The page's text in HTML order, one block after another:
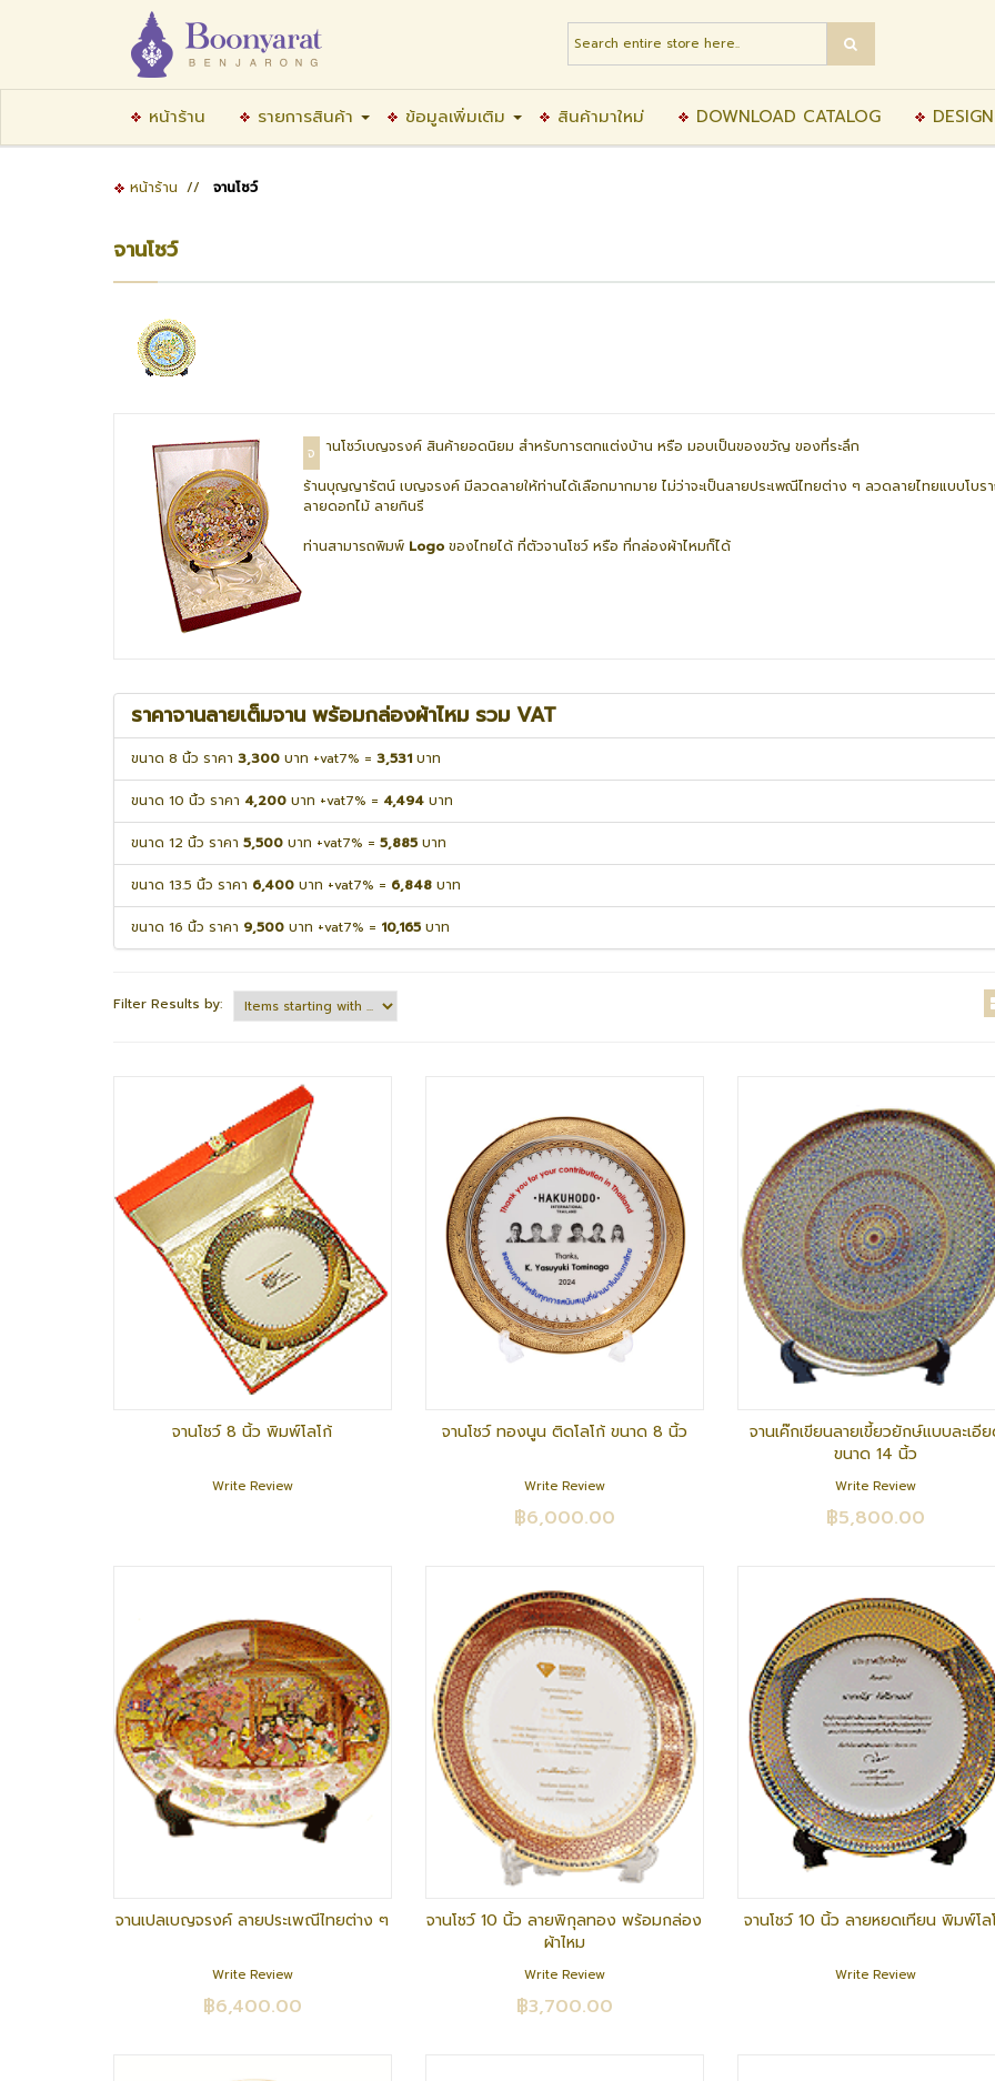
หน้าร้าน รายการสินค้า ข้อมูลเพิ่มเติม สินค้ามาใหม่ DOWNLOAD CATALOG
หน้าร้าน // จานโชว์
จานโชว์
จ านโชว์เบญจรงค์ สินค้ายอดนิยม สำหรับการตกแต่งบ้าน หรือ มอบเป็นของขวัญ ของที่ระลึก
ร้านบุญญารัตน์ เบญจรงค์ มีลวดลายให้ท่านได้เลือกมากมาย ไม่ว่าจะเป็นลายประเพณีไทยต่าง ๆ ลวดลายไทยแบบโบร
ลายดอกไม้ ลายกินรี
ท่านสามารถพิมพ์ Logo ของไทยได้ ที่ตัวจานโชว์ หรือ ที่กล่องผ้าไหมก็ได้
ราคาจานลายเต็มจาน พร้อมกล่องผ้าไหม รวม VAT
ขนาด 8 นิ้ว ราคา 3,300 บาท +vat7% = 3,531 บาท
ขนาด 10 นิ้ว ราคา 4,200 บาท +vat7% = 4,494 บาท
ขนาด 12 นิ้ว ราคา 5,500 บาท +vat7% = 5,885 บาท
ขนาด 13.5 นิ้ว ราคา 6,400 บาท +vat7% = 6,848 บาท
ขนาด 16 นิ้ว ราคา 9,500 บาท +vat7% = 10,165 บาท
Filter Results by:
จานโชว์ 8 นิ้ว พิมพ์โลโก้
Write Review
จานโชว์ ทองนูน ติดโลโก้ ขนาด 8 นิ้ว
Write Review
฿6,000.00
จานเค๊กเขียนลายเขี้ยวยักษ์แบบละเอี
ขนาด 14 นิ้ว
Write Review
฿5,800.00
จานเปลเบญจรงค์ ลายประเพณีไทยต่าง ๆ
Write Review
฿6,400.00
จานโชว์ 10 นิ้ว ลายพิกุลทอง พร้อมกล่อง
ผ้าไหม
Write Review
฿3,700.00
จานโชว์ 10 นิ้ว ลายหยดเทียน พิมพ์โล
Write Review